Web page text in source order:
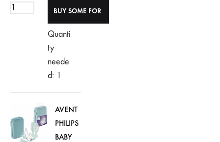
Quanti
ty
neede
d: 1
AVENT
PHILIPS
BABY